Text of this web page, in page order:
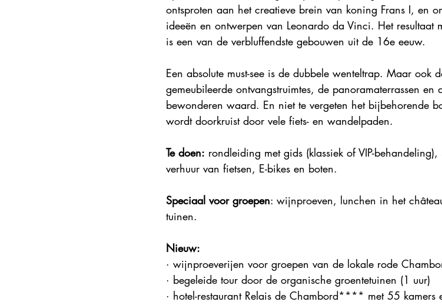
Steden en korte vakanties DMC Explore France 2023 Explore
ontsproten aan het creatieve brein van koning Frans I, en
ideeën en ontwerpen van Leonardo da Vinci. Het
is een van de verbluffendste gebouwen uit de 16e eeuw.
Een absolute must-see is de dubbele wenteltrap. Maar ook
gemeubileerde ontvangstruimtes, de panoramaterrassen en
bewonderen waard. En niet te vergeten het bijbehorende
wordt doorkruist door vele fiets- en wandelpaden.
Te doen: rondleiding met gids (klassiek of VIP-
verhuur van fietsen, E-bikes en boten.
Speciaal voor groepen: wijnproeven, lunchen in het
tuinen.
Nieuw:
· wijnproeverijen voor groepen van de lokale rode
· begeleide tour door de organische groentetuinen (1 uur)
· hotel-restaurant Relais de Chambord**** met 55 kamers